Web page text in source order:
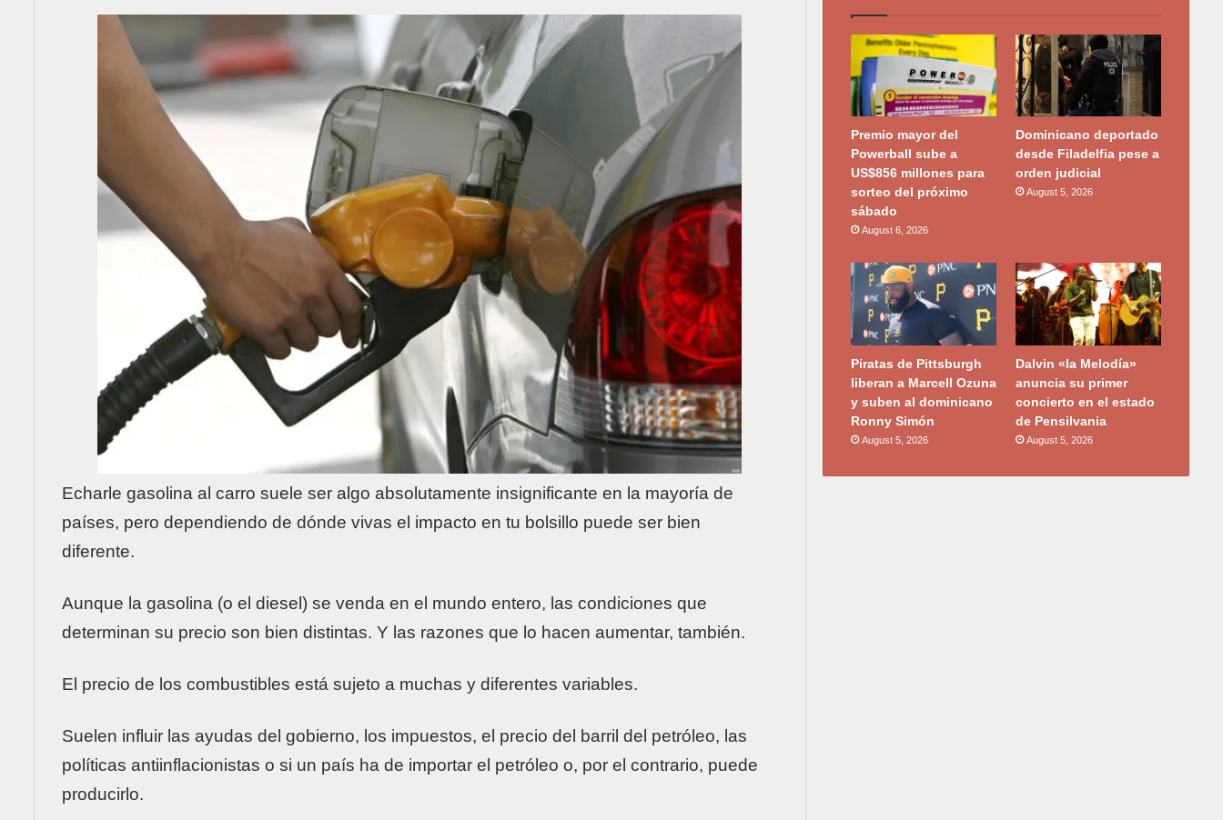
Echarle gasolina al carro suele ser algo absolutamente insignificante en la mayoría de
países, pero dependiendo de dónde vivas el impacto en tu bolsillo puede ser bien
diferente.
Aunque la gasolina (o el diesel) se venda en el mundo entero, las condiciones que
determinan su precio son bien distintas. Y las razones que lo hacen aumentar, también.
El precio de los combustibles está sujeto a muchas y diferentes variables.
Suelen influir las ayudas del gobierno, los impuestos, el precio del barril del petróleo, las
políticas antiinflacionistas o si un país ha de importar el petróleo o, por el contrario, puede
producirlo.
Premio mayor del
Powerball sube a
US$856 millones para
sorteo del próximo
sábado
August 6, 2026
Dominicano deportado
desde Filadelfia pese a
orden judicial
August 5, 2026
Piratas de Pittsburgh
liberan a Marcell Ozuna
y suben al dominicano
Ronny Simón
August 5, 2026
Dalvin «la Melodía»
anuncia su primer
concierto en el estado
de Pensilvania
August 5, 2026